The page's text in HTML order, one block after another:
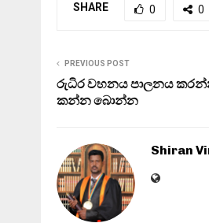
SHARE 0 0
PREVIOUS POST
රුධිර වහනය පාලනය
කන්න බොන්න
Shiran